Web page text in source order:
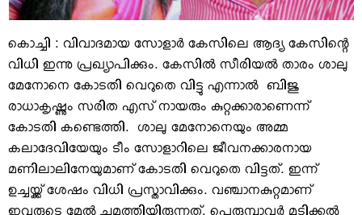
കൊച്ചി : വിവാദമായ സോളാര്‍ കേസിലെ ആദ്യ കേസിന്റെ
വിധി ഇന്നു പ്രഖ്യാപിക്കും. കേസില്‍ സീരിയല്‍ താരം ശാലു
മേനോനെ കോടതി വെറുതെ വിട്ടു എന്നാല്‍ ബിജു
രാധാകൃഷ്ണും സരിത എസ് നായരും കുറ്റക്കാരാണെന്ന്
കോടതി കണ്ടെത്തി. ശാലു മേനോനെയും അമ്മ
കലാദേവിയേയും ടീം സോളാറിലെ ജീവനക്കാരനായ
മണിലാലിനേയുമാണ് കോടതി വെറുതെ വിട്ടത്. ഇന്ന്
ഉച്ചയ്ക്ക് ശേഷം വിധി പ്രസ്താവിക്കും. വഞ്ചാനകുറ്റമാണ്